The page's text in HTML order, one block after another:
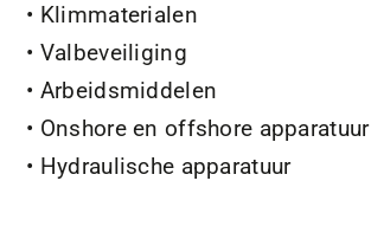
• Klimmaterialen
• Valbeveiliging
• Arbeidsmiddelen
• Onshore en offshore apparatuur
• Hydraulische apparatuur